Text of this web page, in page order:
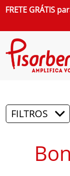
FRETE GRÁTIS
FILTROS